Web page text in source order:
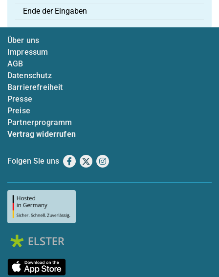
Ende der Eingaben
Über uns
Impressum
AGB
Datenschutz
Barrierefreiheit
Presse
Preise
Partnerprogramm
Vertrag widerrufen
Folgen Sie uns Facebook
X Instagram